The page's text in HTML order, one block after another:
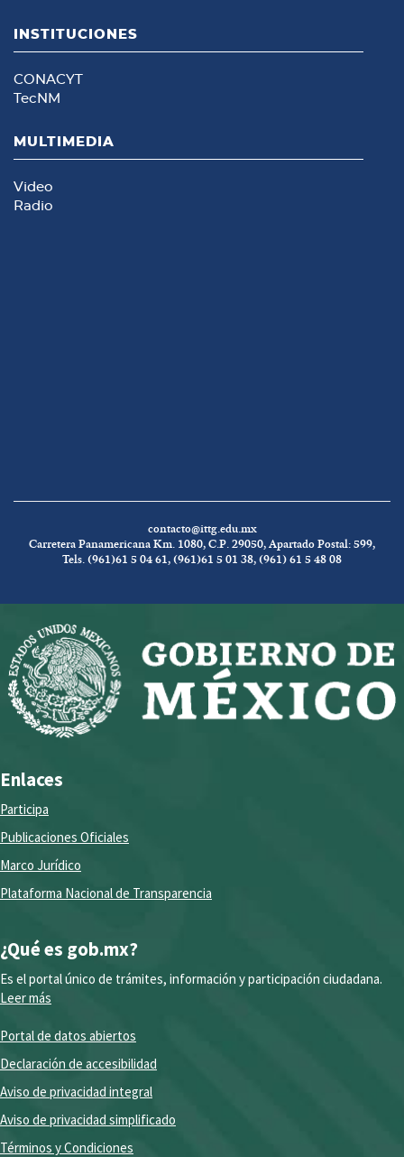
INSTITUCIONES
CONACYT
TecNM
MULTIMEDIA
Video
Radio
contacto@ittg.edu.mx
Carretera Panamericana Km. 1080, C.P. 29050, Apartado Postal: 599,
Tels. (961)61 5 04 61, (961)61 5 01 38, (961) 61 5 48 08
Enlaces
Participa
Publicaciones Oficiales
Marco Jurídico
Plataforma Nacional de Transparencia
¿Qué es gob.mx?
Es el portal único de trámites, información y participación ciudadana.
Leer más
Portal de datos abiertos
Declaración de accesibilidad
Aviso de privacidad integral
Aviso de privacidad simplificado
Términos y Condiciones